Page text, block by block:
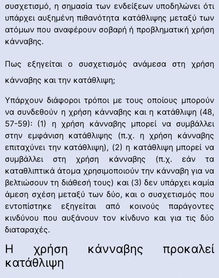
συσχετισμό, η σημασία των ενδείξεων υποδηλώνει ότι
υπάρχει αυξημένη πιθανότητα κατάθλιψης μεταξύ των
ατόμων που αναφέρουν σοβαρή ή προβληματική χρήση
κάνναβης.
Πως εξηγείται ο συσχετισμός ανάμεσα στη χρήση
κάνναβης και την κατάθλιψη;
Υπάρχουν διάφοροι τρόποι με τους οποίους μπορούν
να συνδεθούν η χρήση κάνναβης και η κατάθλιψη (48,
57-59): (1) η χρήση κάνναβης μπορεί να συμβάλλει
στην εμφάνιση κατάθλιψης (π.χ. η χρήση κάνναβης
επιταχύνει την κατάθλιψη), (2) η κατάθλιψη μπορεί να
συμβάλλει στη χρήση κάνναβης (π.χ. εάν τα
καταθλιπτικά άτομα χρησιμοποιούν την κάνναβη για να
βελτιώσουν τη διάθεσή τους) και (3) δεν υπάρχει καμία
άμεση σχέση μεταξύ των δύο, και ο συσχετισμός που
εντοπίστηκε εξηγείται από κοινούς παράγοντες
κινδύνου που αυξάνουν τον κίνδυνο και για τις δύο
διαταραχές.
Η χρήση κάνναβης προκαλεί
κατάθλιψη